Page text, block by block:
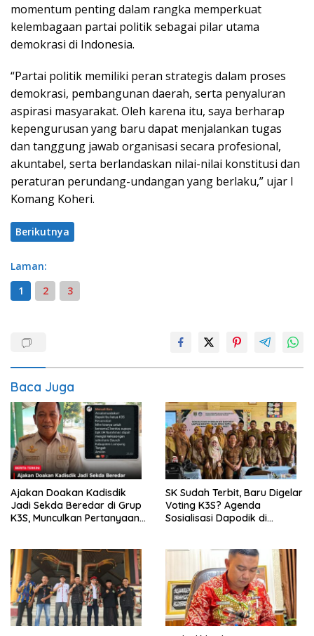
momentum penting dalam rangka memperkuat
kelembagaan partai politik sebagai pilar utama
demokrasi di Indonesia.
“Partai politik memiliki peran strategis dalam proses
demokrasi, pembangunan daerah, serta penyaluran
aspirasi masyarakat. Oleh karena itu, saya berharap
kepengurusan yang baru dapat menjalankan tugas
dan tanggung jawab organisasi secara profesional,
akuntabel, serta berlandaskan nilai-nilai konstitusi dan
peraturan perundang-undangan yang berlaku,” ujar I
Komang Koheri.
Berikutnya
Laman:
1
2 3
Baca Juga
Ajakan Doakan Kadisdik
Jadi Sekda Beredar di Grup
K3S, Munculkan Pertanyaan
SK Sudah Terbit, Baru Digelar
Voting K3S? Agenda
Sosialisasi Dapodik di